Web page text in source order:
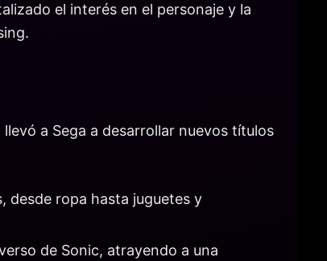
el interés en el personaje y la
a Sega a desarrollar nuevos títulos
desde ropa hasta juguetes y
de Sonic, atrayendo a una